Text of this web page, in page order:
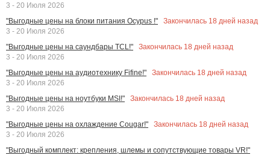
3 - 20 Июля 2026
"Выгодные цены на блоки питания Ocypus !"
Закончилась 18 дней назад
3 - 20 Июля 2026
"Выгодные цены на саундбары TCL!"
Закончилась 18 дней назад
3 - 20 Июля 2026
"Выгодные цены на аудиотехнику Fifine!"
Закончилась 18 дней назад
3 - 20 Июля 2026
"Выгодные цены на ноутбуки MSI!"
Закончилась 18 дней назад
3 - 20 Июля 2026
"Выгодные цены на охлаждение Cougar!"
Закончилась 18 дней назад
3 - 20 Июля 2026
"Выгодный комплект: крепления, шлемы и сопутствующие товары VR!"